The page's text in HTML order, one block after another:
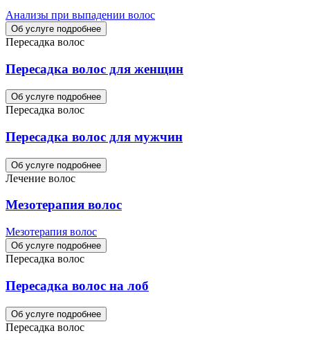
Анализы при выпадении волос
Об услуге подробнее
Пересадка волос
Пересадка волос для женщин
Об услуге подробнее
Пересадка волос
Пересадка волос для мужчин
Об услуге подробнее
Лечение волос
Мезотерапия волос
Мезотерапия волос
Об услуге подробнее
Пересадка волос
Пересадка волос на лоб
Об услуге подробнее
Пересадка волос